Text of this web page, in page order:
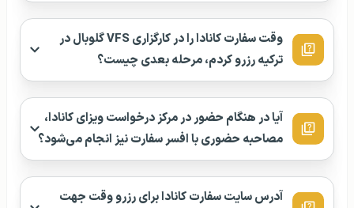
وقت سفارت کانادا را در کارگزاری VFS گلوبال در
ترکیه رزرو کردم، مرحله بعدی چیست؟
آیا در هنگام حضور در مرکز درخواست ویزای کانادا،
مصاحبه حضوری با افسر سفارت نیز انجام می‌شود؟
آدرس سایت سفارت کانادا برای رزرو وقت جهت